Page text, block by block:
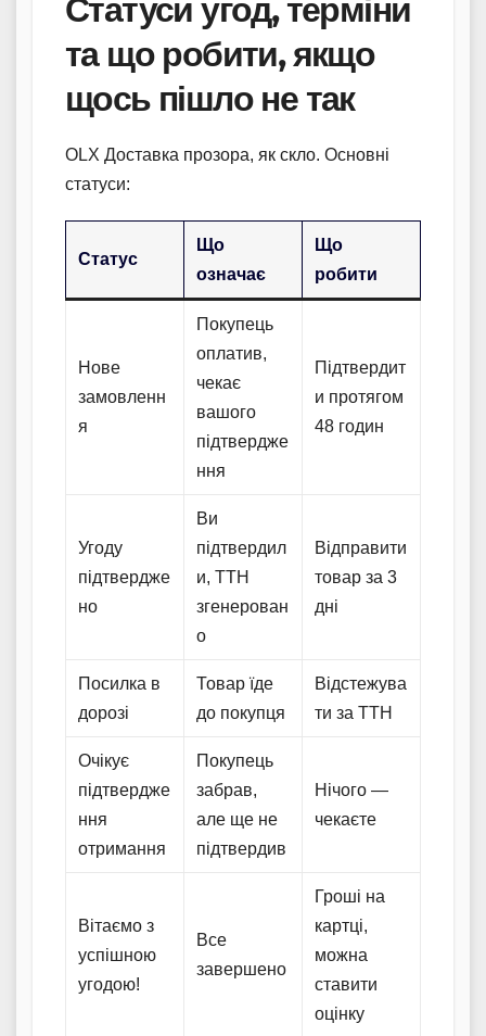
Статуси угод, терміни
та що робити, якщо
щось пішло не так
OLX Доставка прозора, як скло. Основні
статуси:
Статус
Що
означає
Що
робити
Нове
замовленн
я
Покупець
оплатив,
чекає
вашого
підтвердже
ння
Підтвердит
и протягом
48 годин
Угоду
підтвердже
но
Ви
підтвердил
и, ТТН
згенерован
о
Відправити
товар за 3
дні
Посилка в
дорозі
Товар їде
до покупця
Відстежува
ти за ТТН
Очікує
підтвердже
ння
отримання
Покупець
забрав,
але ще не
підтвердив
Нічого —
чекаєте
Вітаємо з
успішною
угодою!
Все
завершено
Гроші на
картці,
можна
ставити
оцінку